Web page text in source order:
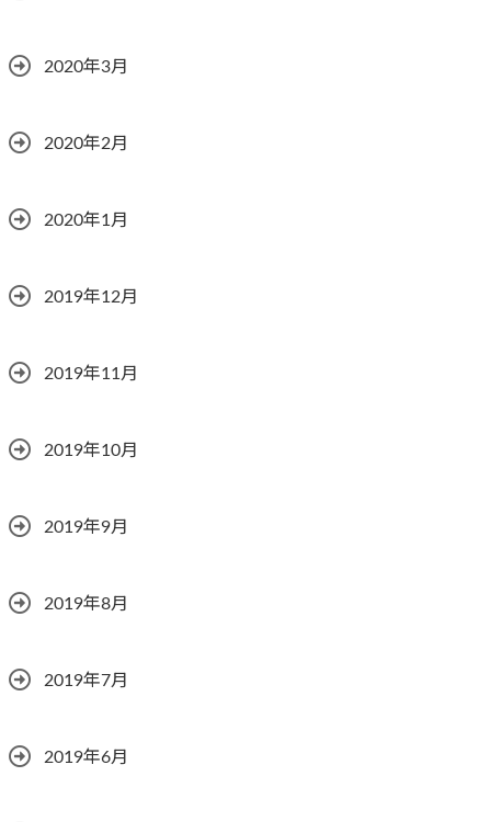
2020年3月
2020年2月
2020年1月
2019年12月
2019年11月
2019年10月
2019年9月
2019年8月
2019年7月
2019年6月